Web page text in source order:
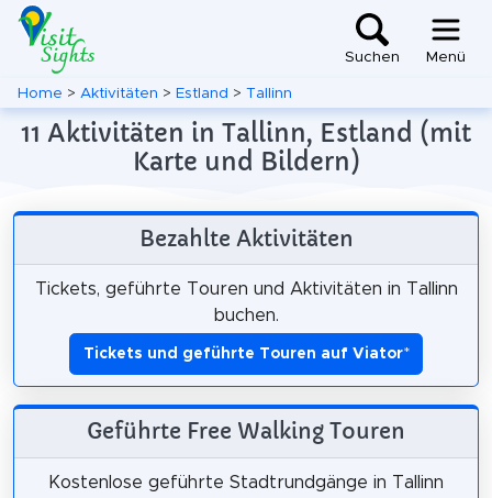
Suchen Menü
Home > Aktivitäten > Estland > Tallinn
11 Aktivitäten in Tallinn, Estland (mit
Karte und Bildern)
Bezahlte Aktivitäten
Tickets, geführte Touren und Aktivitäten in Tallinn
buchen.
Tickets und geführte Touren auf Viator*
Geführte Free Walking Touren
Kostenlose geführte Stadtrundgänge in Tallinn